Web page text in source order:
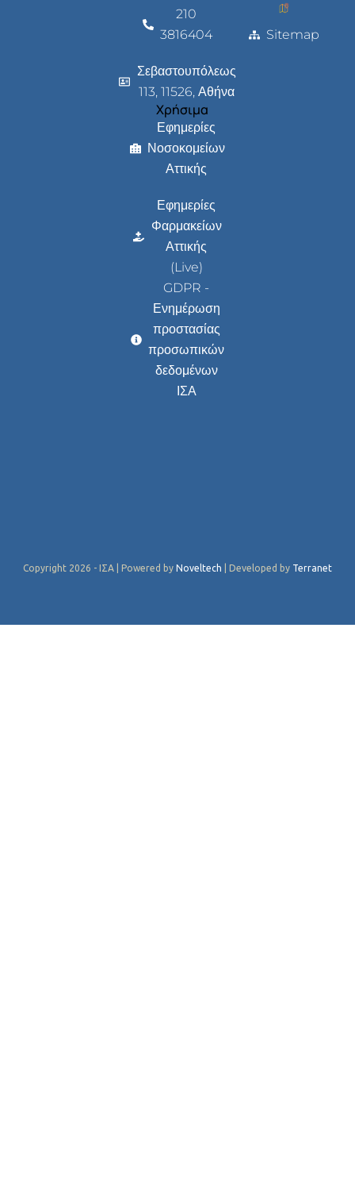
210
3816404
Σεβαστουπόλεως
113, 11526, Αθήνα
Χρήσιμα
Εφημερίες
Νοσοκομείων
Αττικής
Εφημερίες
Φαρμακείων
Αττικής
(Live)
GDPR -
Ενημέρωση
προστασίας
προσωπικών
δεδομένων
ΙΣΑ
Sitemap
Copyright 2026 - ΙΣΑ | Powered by Noveltech | Developed by Terranet